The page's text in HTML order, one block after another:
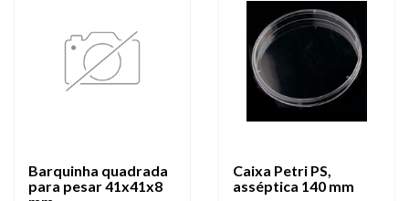
Barquinha quadrada
para pesar 41x41x8
Caixa Petri PS,
asséptica 140 mm